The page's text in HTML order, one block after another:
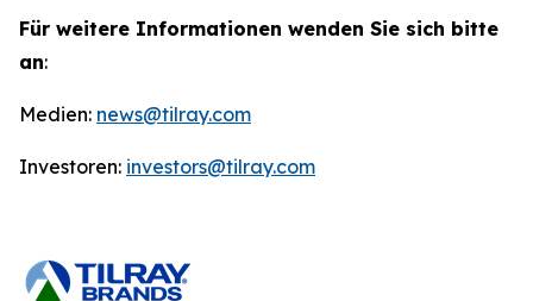
Für weitere Informationen wenden Sie sich bitte
an:
Medien: news@tilray.com
Investoren: investors@tilray.com